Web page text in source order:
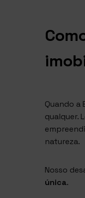
Quando a
qualquer.
natureza.
Nosso
única.